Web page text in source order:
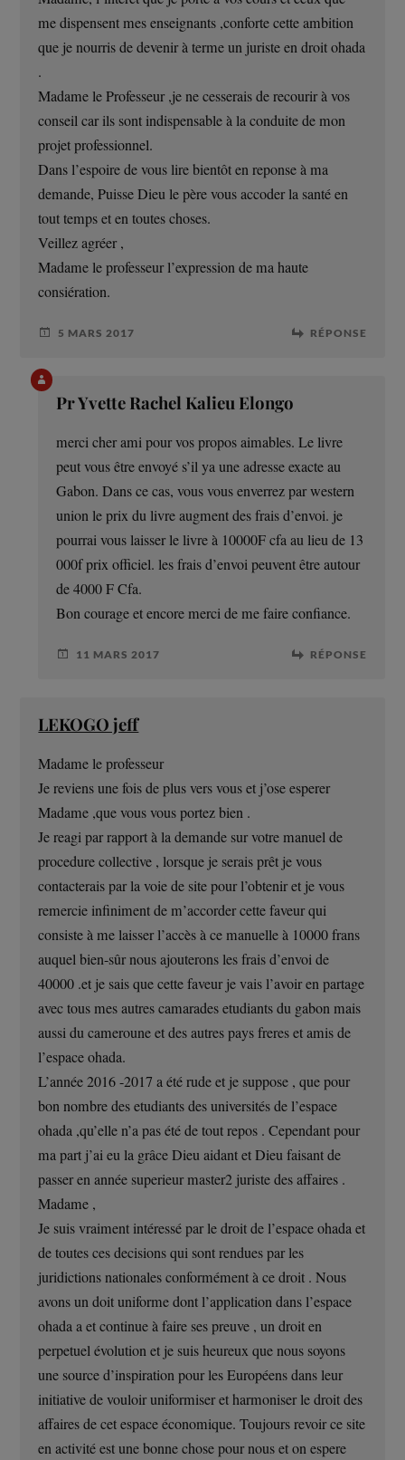
me dispensent mes enseignants ,conforte cette ambition
que je nourris de devenir à terme un juriste en droit ohada
.
Madame le Professeur ,je ne cesserais de recourir à vos
conseil car ils sont indispensable à la conduite de mon
projet professionnel.
Dans l’espoire de vous lire bientôt en reponse à ma
demande, Puisse Dieu le père vous accoder la santé en
tout temps et en toutes choses.
Veillez agréer ,
Madame le professeur l’expression de ma haute
consiération.
5 MARS 2017 RÉPONSE
Pr Yvette Rachel Kalieu Elongo
merci cher ami pour vos propos aimables. Le livre
peut vous être envoyé s’il ya une adresse exacte au
Gabon. Dans ce cas, vous vous enverrez par western
union le prix du livre augment des frais d’envoi. je
pourrai vous laisser le livre à 10000F cfa au lieu de 13
000f prix officiel. les frais d’envoi peuvent être autour
de 4000 F Cfa.
Bon courage et encore merci de me faire confiance.
11 MARS 2017 RÉPONSE
LEKOGO jeff
Madame le professeur
Je reviens une fois de plus vers vous et j’ose esperer
Madame ,que vous vous portez bien .
Je reagi par rapport à la demande sur votre manuel de
procedure collective , lorsque je serais prêt je vous
contacterais par la voie de site pour l’obtenir et je vous
remercie infiniment de m’accorder cette faveur qui
consiste à me laisser l’accès à ce manuelle à 10000 frans
auquel bien-sûr nous ajouterons les frais d’envoi de
40000 .et je sais que cette faveur je vais l’avoir en partage
avec tous mes autres camarades etudiants du gabon mais
aussi du cameroune et des autres pays freres et amis de
l’espace ohada.
L’année 2016 -2017 a été rude et je suppose , que pour
bon nombre des etudiants des universités de l’espace
ohada ,qu’elle n’a pas été de tout repos . Cependant pour
ma part j’ai eu la grâce Dieu aidant et Dieu faisant de
passer en année superieur master2 juriste des affaires .
Madame ,
Je suis vraiment intéressé par le droit de l’espace ohada et
de toutes ces decisions qui sont rendues par les
juridictions nationales conformément à ce droit . Nous
avons un doit uniforme dont l’application dans l’espace
ohada a et continue à faire ses preuve , un droit en
perpetuel évolution et je suis heureux que nous soyons
une source d’inspiration pour les Européens dans leur
initiative de vouloir uniformiser et harmoniser le droit des
affaires de cet espace économique. Toujours revoir ce site
en activité est une bonne chose pour nous et on espere